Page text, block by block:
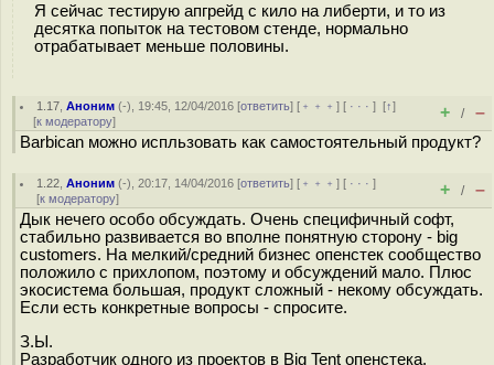
Я сейчас тестирую апгрейд с кило на либерти, и то из
десятка попыток на тестовом стенде, нормально
отрабатывает меньше половины.
1.17 ,Аноним (-), 19:45, 12/04/2016 [ответить] [ ﹢﹢﹢] [ · · ·][↑]
[к модератору] + / –
Barbican можно испльзовать как самостоятельный продукт?
1.22 ,Аноним (-), 20:17, 14/04/2016 [ответить] [ ﹢﹢﹢] [ · · ·]
[к модератору] + / –
Дык нечего особо обсуждать. Очень специфичный софт,
стабильно развивается во вполне понятную сторону - big
customers. На мелкий/средний бизнес опенстек сообщество
положило с прихлопом, поэтому и обсуждений мало. Плюс
экосистема большая, продукт сложный - некому обсуждать.
Если есть конкретные вопросы - спросите.
З.Ы.
Разработчик одного из проектов в Big Tent опенстека.